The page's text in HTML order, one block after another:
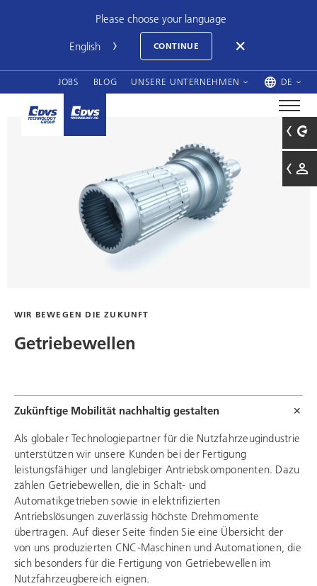
Please choose your language
CONTINUE
JOBS BLOG UNSERE UNTERNEHMEN DE
WIR BEWEGEN DIE ZUKUNFT
Getriebewellen
Zukünftige Mobilität nachhaltig gestalten
Als globaler Technologiepartner für die Nutzfahrzeugindustrie
unterstützen wir unsere Kunden bei der Fertigung
leistungsfähiger und langlebiger Antriebskomponenten. Dazu
zählen Getriebewellen, die in Schalt- und
Automatikgetrieben sowie in elektrifizierten
Antriebslösungen zuverlässig höchste Drehmomente
übertragen. Auf dieser Seite finden Sie eine Übersicht der
von uns produzierten CNC-Maschinen und Automationen, die
sich besonders für die Fertigung von Getriebewellen im
Nutzfahrzeugbereich eignen.